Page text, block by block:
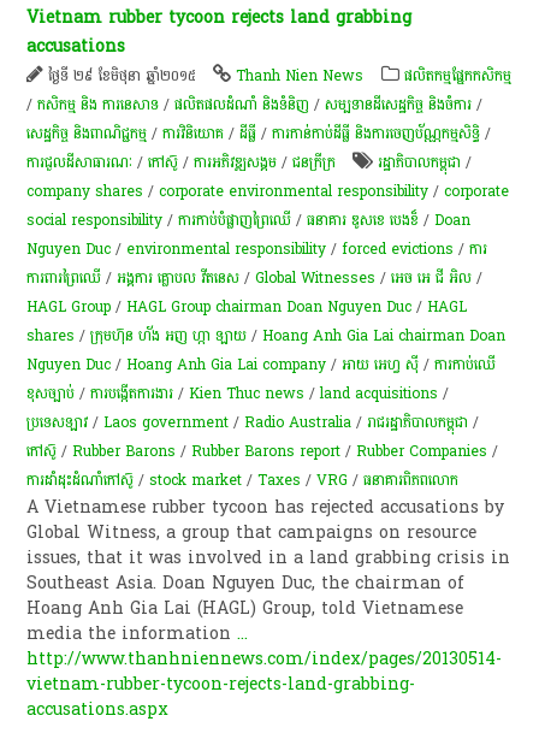
Vietnam rubber tycoon rejects land grabbing
accusations
ថ្ងៃទី ២៩ ខែមិថុនា ឆ្នាំ២០១៥ Thanh Nien News
​ផលិតកម្ម​ផ្នែក​កសិកម្ម​
/កសិកម្ម​ និង​ ការ​នេ​សាទ​ /ផលិតផលដំណាំ និងទំនិញ /សម្បទានដីសេដ្ឋកិច្ច និងចំការ /
សេដ្ឋកិច្ច និងពាណិជ្ជកម្ម /ការវិនិយោគ /ដីធ្លី /ការកាន់កាប់​ដីធ្លី និង​ការចេញ​ប័ណ្ណកម្មសិទ្ធិ​ /
ការជួលដីសាធារណៈ /​កៅស៊ូ​ /ការ​អភិវឌ្ឍ​សង្គម /ជនក្រីក្រ រដ្ឋាភិបាលកម្ពុជា /
company shares /corporate environmental responsibility /corporate
social responsibility /ការ​កាប់​បំផ្លាញព្រៃឈើ /ធនាគារ ឌូសខេ បេងខ៏ /Doan
Nguyen Duc / environmental responsibility /forced evictions /ការ
ការពារព្រៃឈើ /អង្គការ គ្លោបល វីតនេស/Global Witnesses /អេច អេ ជី អិល /
HAGL Group /HAGL Group chairman Doan Nguyen Duc /HAGL
shares /ក្រុមហ៊ុន ហ័ង អញ ហ្កា ឡាយ​ /Hoang Anh Gia Lai chairman Doan
Nguyen Duc /Hoang Anh Gia Lai company /អាយ អេហ្វ ស៊ី /ការកាប់ឈើ
ខុសច្បាប់ /ការបង្កើតការងារ /Kien Thuc news /land acquisitions /
ប្រទេសឡាវ /Laos government /Radio Australia /រាជរដ្ឋាភិបាលកម្ពុជា /
កៅស៊ូ /Rubber Barons /Rubber Barons report /Rubber Companies /
ការ​ដាំដុះ​ដំណាំ​​កៅស៊ូ​ /stock market /Taxes /VRG /ធនាគារពិភពលោក
A Vietnamese rubber tycoon has rejected accusations by
Global Witness, a group that campaigns on resource
issues, that it was involved in a land grabbing crisis in
Southeast Asia. Doan Nguyen Duc, the chairman of
Hoang Anh Gia Lai (HAGL) Group, told Vietnamese
media the information...
http://www.thanhniennews.com/index/pages/20130514-
vietnam-rubber-tycoon-rejects-land-grabbing-
accusations.aspx